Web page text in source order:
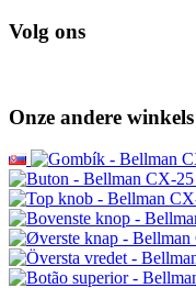
Volg ons
Onze andere winkels